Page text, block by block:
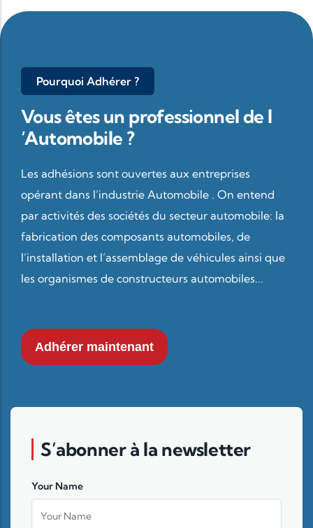
Pourquoi Adhérer ?
Vous êtes un professionnel de l
‘Automobile ?
Les adhésions sont ouvertes aux entreprises
opérant dans l’industrie Automobile . On entend
par activités des sociétés du secteur automobile: la
fabrication des composants automobiles, de
l’installation et l’assemblage de véhicules ainsi que
les organismes de constructeurs automobiles...
Adhérer maintenant
S’abonner à la newsletter
Your Name